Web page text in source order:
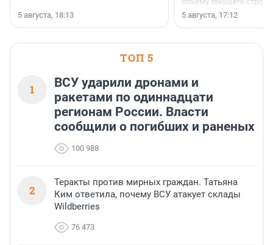
5 августа, 18:13
Ленинградской
время компания
185 429 кв. метров
больше, чем в 1
5 августа, 17:12
ТОП 5
1
ВСУ ударили дронами и
ракетами по одиннадцати
регионам России. Власти
сообщили о погибших и раненых
100 988
2
Теракты против мирных граждан. Татьяна
Ким ответила, почему ВСУ атакует склады
Wildberries
76 473